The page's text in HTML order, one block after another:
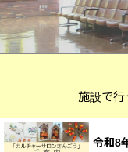
施設で行
令和8